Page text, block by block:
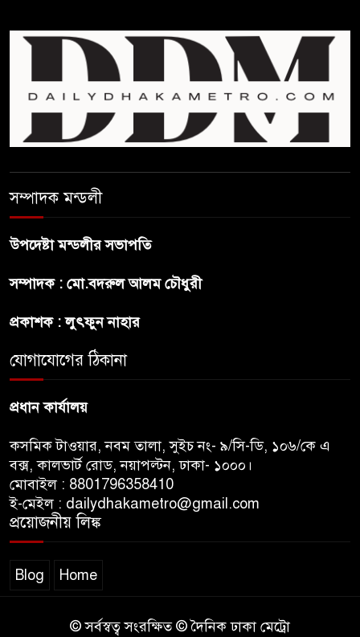
প্রধানমন্ত্রী
ফিফা সভাপতির বিরুদ্ধে এবার
‘নারী সংক্রান্ত অভিযোগ
ছেলেকে নিয়ে রোনালদোর যে বড়
ট্রাম্পের ৪০ কোটি ডলারের ‘বলরুম
সম্পাদক মন্ডলী
উপদেষ্টা মন্ডলীর সভাপতি
সম্পাদক : মো.বদরুল আলম চৌধুরী
প্রকাশক : লুৎফুন নাহার
যোগাযোগের ঠিকানা
প্রধান কার্যালয়
কসমিক টাওয়ার, নবম তালা, সুইচ নং- ৯/সি-ডি, ১০৬/কে এ
বক্স, কালভার্ট রোড, নয়াপল্টন, ঢাকা- ১০০০।
মোবাইল : 8801796358410
ই-মেইল : dailydhakametro@gmail.com
প্রয়োজনীয় লিঙ্ক
Blog Home
© সর্বস্বত্ব সংরক্ষিত © দৈনিক ঢাকা মেট্রো